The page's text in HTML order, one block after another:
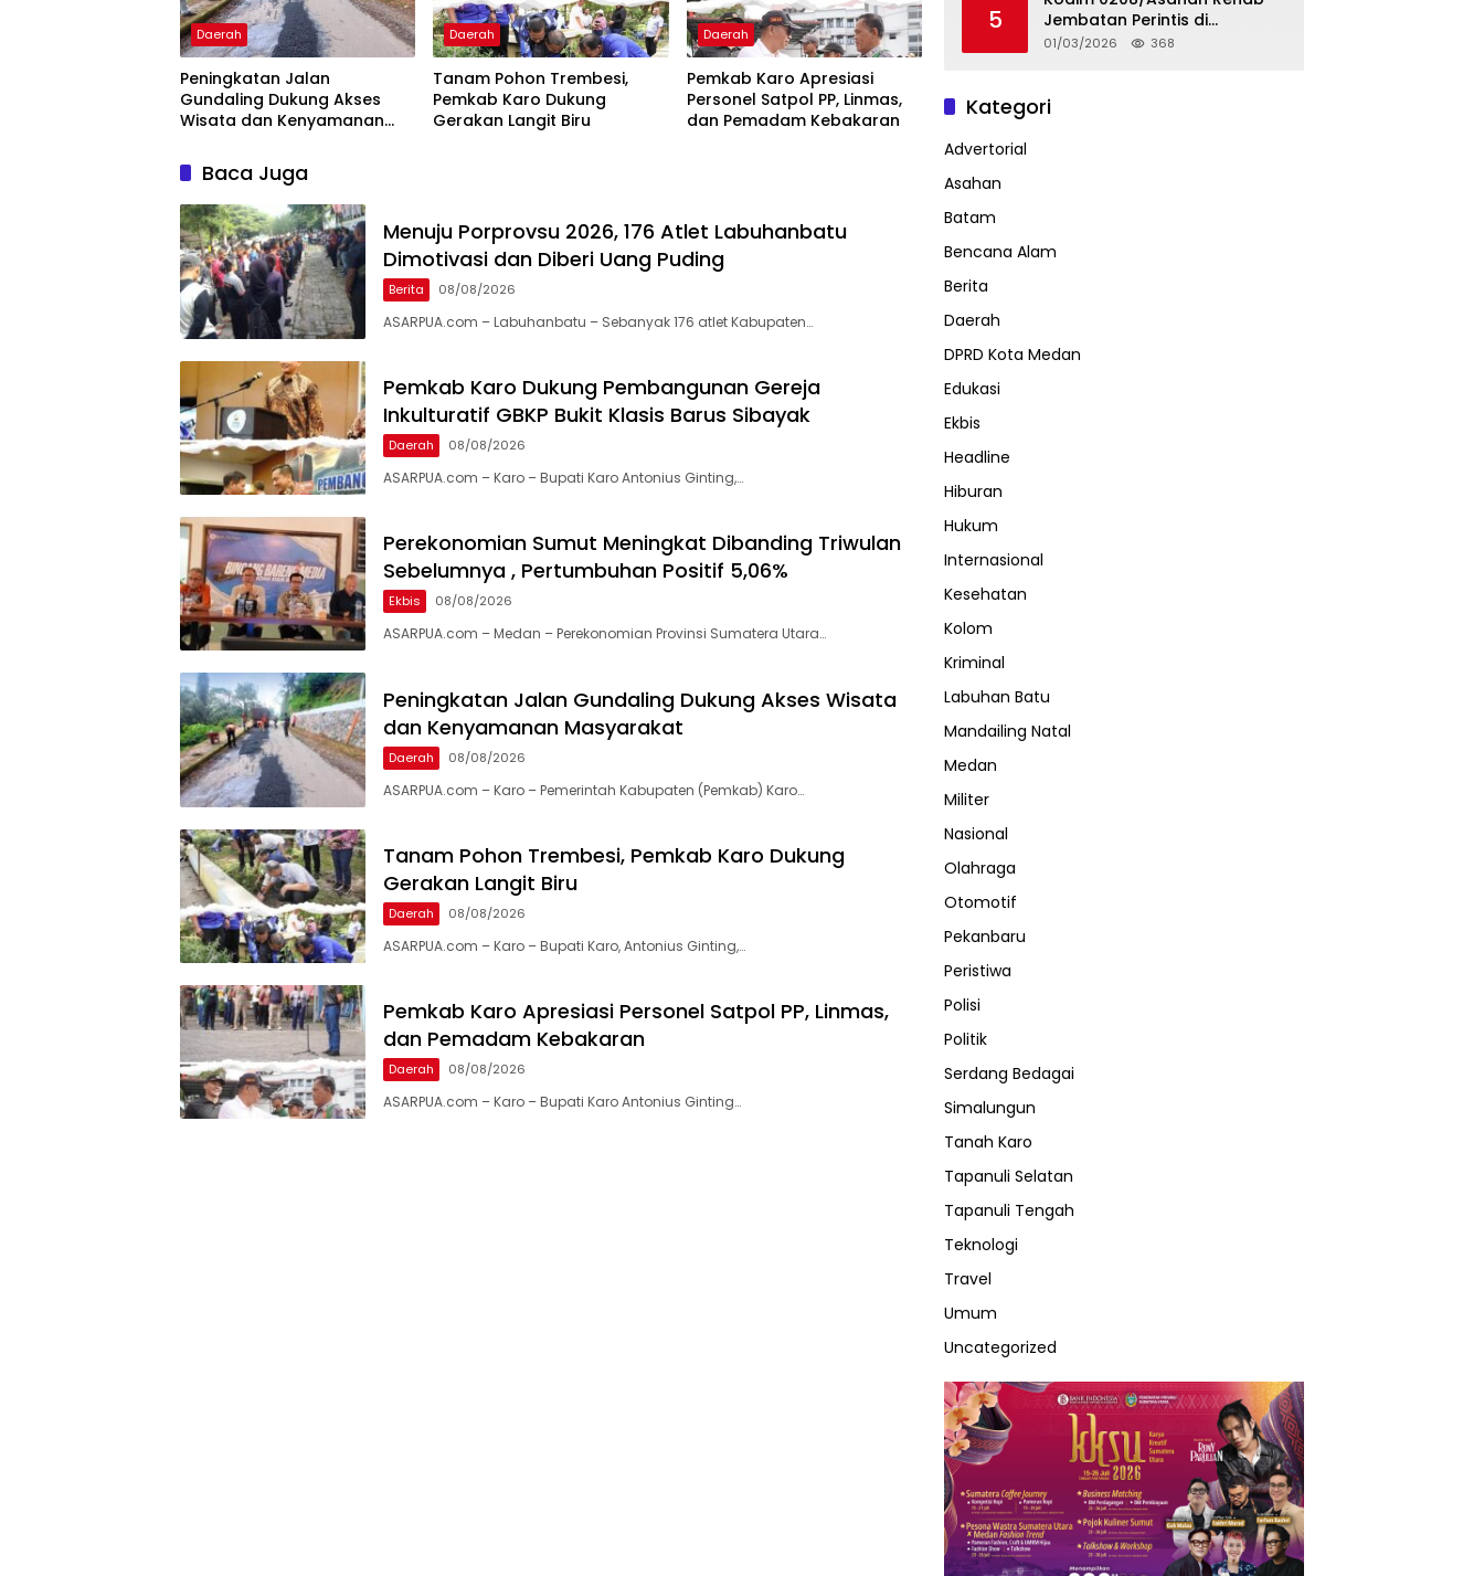
Daerah
Peningkatan Jalan
Gundaling Dukung Akses
Wisata dan Kenyamanan
Daerah
Tanam Pohon Trembesi,
Pemkab Karo Dukung
Gerakan Langit Biru
Daerah
Pemkab Karo Apresiasi
Personel Satpol PP, Linmas,
dan Pemadam Kebakaran
Baca Juga
Menuju Porprovsu 2026, 176 Atlet Labuhanbatu
Dimotivasi dan Diberi Uang Puding
Berita 08/08/2026
ASARPUA.com – Labuhanbatu – Sebanyak 176 atlet Kabupaten…
Pemkab Karo Dukung Pembangunan Gereja
Inkulturatif GBKP Bukit Klasis Barus Sibayak
Daerah 08/08/2026
ASARPUA.com – Karo – Bupati Karo Antonius Ginting,…
Perekonomian Sumut Meningkat Dibanding Triwulan
Sebelumnya , Pertumbuhan Positif 5,06%
Ekbis 08/08/2026
ASARPUA.com – Medan – Perekonomian Provinsi Sumatera Utara…
Peningkatan Jalan Gundaling Dukung Akses Wisata
dan Kenyamanan Masyarakat
Daerah 08/08/2026
ASARPUA.com – Karo – Pemerintah Kabupaten (Pemkab) Karo…
Tanam Pohon Trembesi, Pemkab Karo Dukung
Gerakan Langit Biru
Daerah 08/08/2026
ASARPUA.com – Karo – Bupati Karo, Antonius Ginting,…
Pemkab Karo Apresiasi Personel Satpol PP, Linmas,
dan Pemadam Kebakaran
Daerah 08/08/2026
ASARPUA.com – Karo – Bupati Karo Antonius Ginting…
5
Jembatan Perintis di
Mandarsah
01/03/2026 368
Kategori
Advertorial
Asahan
Batam
Bencana Alam
Berita
Daerah
DPRD Kota Medan
Edukasi
Ekbis
Headline
Hiburan
Hukum
Internasional
Kesehatan
Kolom
Kriminal
Labuhan Batu
Mandailing Natal
Medan
Militer
Nasional
Olahraga
Otomotif
Pekanbaru
Peristiwa
Polisi
Politik
Serdang Bedagai
Simalungun
Tanah Karo
Tapanuli Selatan
Tapanuli Tengah
Teknologi
Travel
Umum
Uncategorized